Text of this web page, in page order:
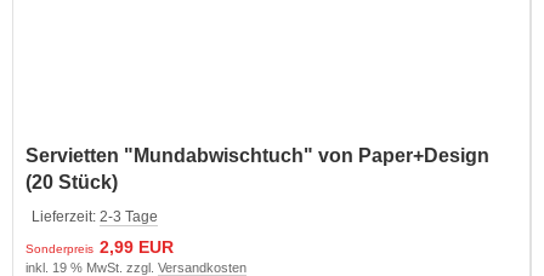
Servietten "Mundabwischtuch" von Paper+Design
(20 Stück)
Lieferzeit: 2-3 Tage
Sonderpreis 2,99 EUR
inkl. 19 % MwSt. zzgl. Versandkosten